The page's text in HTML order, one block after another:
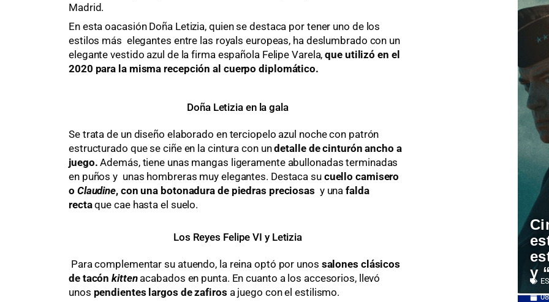
Madrid.
En esta oacasión Doña Letizia, quien se destaca por tener uno de los
estilos más elegantes entre las royals europeas, ha deslumbrado con un
elegante vestido azul de la firma española Felipe Varela, que utilizó en el
2020 para la misma recepción al cuerpo diplomático.
Doña Letizia en la gala
Se trata de un diseño elaborado en terciopelo azul noche con patrón
estructurado que se ciñe en la cintura con undetalle de cinturón ancho a
juego. Además, tiene unas mangas ligeramente abullonadas terminadas
en puños y unas hombreras muy elegantes. Destaca su cuello camisero
o Claudine, con una botonadura de piedras preciosas y una falda
rectaque cae hasta el suelo.
Los Reyes Felipe VI y Letizia
Para complementar su atuendo, la reina optó por unos salones clásicos
de tacónkitten acabados en punta. En cuanto a los accesorios, llevó
unos pendientes largos de zafiros a juego con el estilismo.
y